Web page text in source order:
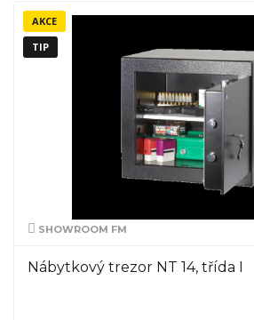
SHOWROOM FM
Nábytkový trezor NT 14, třída I
AKCE
TIP